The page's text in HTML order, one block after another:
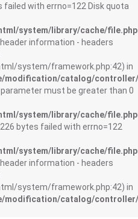
with errno=122 Disk quota
system/library/cache/file.php
information - headers
system/framework.php:42) in
modification/catalog/
must be greater than 0
system/library/cache/file.php
bytes failed with errno=122
system/library/cache/file.php
information - headers
system/framework.php:42) in
modification/catalog/